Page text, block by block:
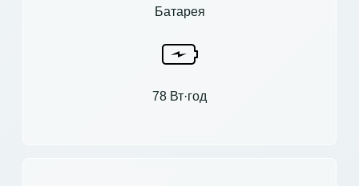
Батарея
78 Вт·год